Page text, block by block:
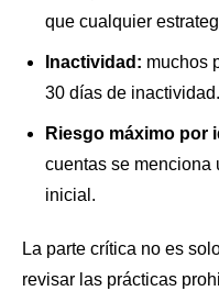
que cualquier
Inactividad: muchos
30 días de inactividad.
Riesgo máximo por
cuentas se menciona
inicial.
La parte crítica no es
revisar las prácticas